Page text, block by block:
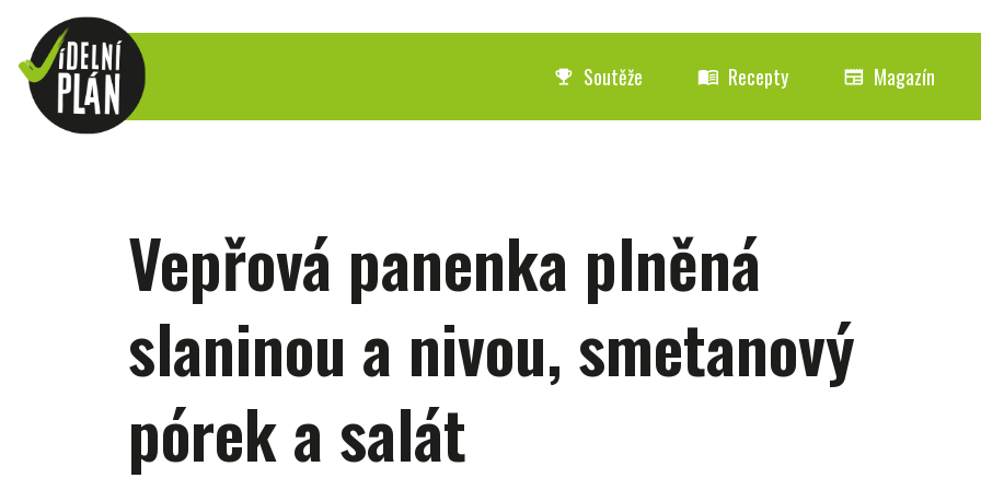
emoji_events Soutěže menu_book Recepty newspaper Magazín
Vepřová panenka plněná
slaninou a nivou, smetanový
pórek a salát